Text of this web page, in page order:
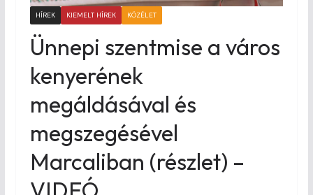
HÍREK KIEMELT HÍREK KÖZÉLET
Ünnepi szentmise a város
kenyerének
megáldásával és
megszegésével
Marcaliban (részlet) –